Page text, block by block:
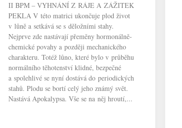
II BPM – VYHNÁNÍ Z RÁJE A ZÁŽITEK
PEKLA V této matrici ukončuje plod život
v lůně a setkává se s děložními stahy.
Nejprve zde nastávají přeměny hormonálně-
chemické povahy a později mechanického
charakteru. Totéž lůno, které bylo v průběhu
normálního těhotenství klidné, bezpečné
a spolehlivé se nyní dostává do periodických
stahů. Plodu se bortí celý jeho známý svět.
Nastává Apokalypsa. Vše se na něj hroutí,...